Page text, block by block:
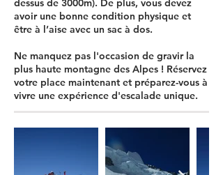
dessus de 3000m). De plus, vous devez
avoir une bonne condition physique et
être à l’aise avec un sac à dos.
Ne manquez pas l'occasion de gravir la
plus haute montagne des Alpes ! Réservez
votre place maintenant et préparez-vous à
vivre une expérience d'escalade unique.